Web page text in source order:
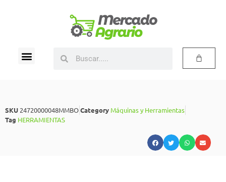
SKU 24720000048MMBOCategory Máquinas y Herramientas
Tag HERRAMIENTAS